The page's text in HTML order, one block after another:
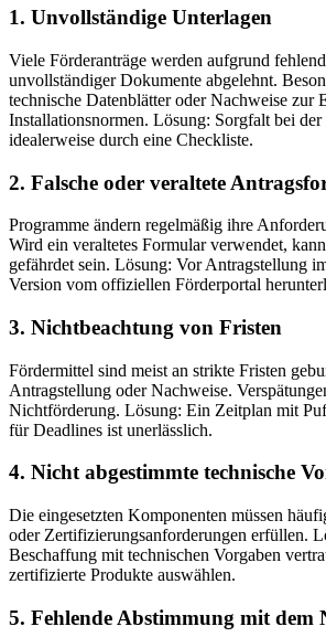
1. Unvollständige Unterlagen
Viele Förderanträge werden aufgrund
unvollständiger Dokumente abgelehnt.
technische Datenblätter oder Nachweise zur
Installationsnormen. Lösung: Sorgfalt bei der
idealerweise durch eine Checkliste.
2. Falsche oder veraltete
Programme ändern regelmäßig ihre
Wird ein veraltetes Formular verwendet,
gefährdet sein. Lösung: Vor Antragstellung
Version vom offiziellen Förderportal
3. Nichtbeachtung von Fristen
Fördermittel sind meist an strikte Fristen
Antragstellung oder Nachweise.
Nichtförderung. Lösung: Ein Zeitplan mit
für Deadlines ist unerlässlich.
4. Nicht abgestimmte technische
Die eingesetzten Komponenten müssen
oder Zertifizierungsanforderungen erfüllen.
Beschaffung mit technischen Vorgaben
zertifizierte Produkte auswählen.
5. Fehlende Abstimmung mit dem